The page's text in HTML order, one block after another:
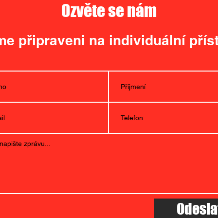
Ozvěte se nám
připraveni na individuální